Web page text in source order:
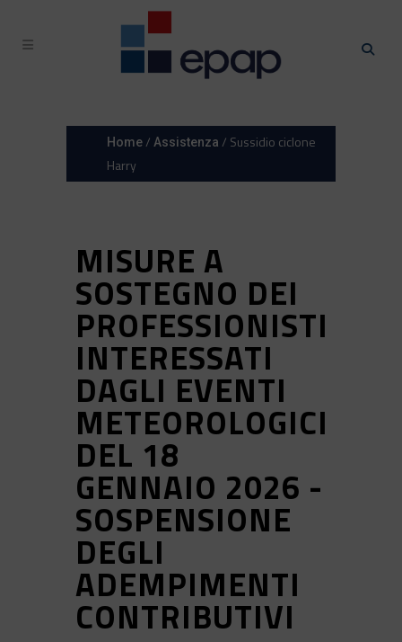
Home/ Assistenza / Sussidio ciclone
Harry
MISURE A
SOSTEGNO DEI
PROFESSIONISTI
INTERESSATI
DAGLI EVENTI
METEOROLOGICI
DEL 18
GENNAIO 2026 -
SOSPENSIONE
DEGLI
ADEMPIMENTI
CONTRIBUTIVI